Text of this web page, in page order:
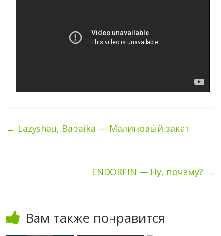
← Lazyshau, Babaika — Малиновый закат
ENDORFIN — Ну, почему? →
Вам также понравится